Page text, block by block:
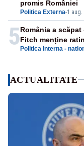
Politica Externa-1 aug.
promis României
5Politica Interna -
România a
Fitch menține
ACTUALITATE